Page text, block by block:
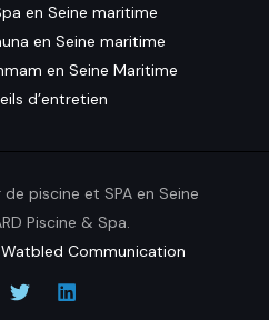
en Seine maritime
en Seine maritime
en Seine Maritime
d’entretien
piscine et SPA en Seine
Piscine & Spa.
Communication